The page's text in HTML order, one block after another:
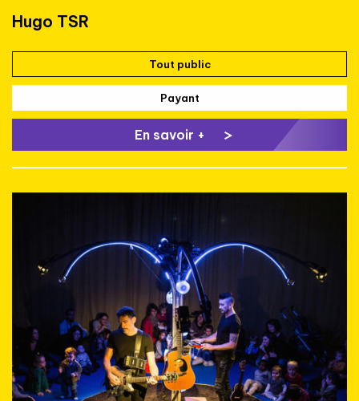
Hugo TSR
Tout public
Payant
En savoir +